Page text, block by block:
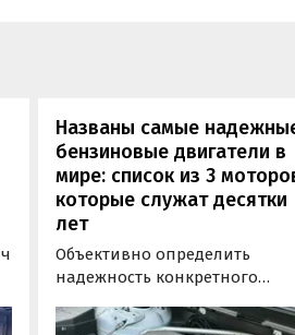
Названы самые
бензиновые двигатели в
мире: список из 3
которые служат десятки
лет
Объективно определить
надежность конкретного
поскольку его срок службы